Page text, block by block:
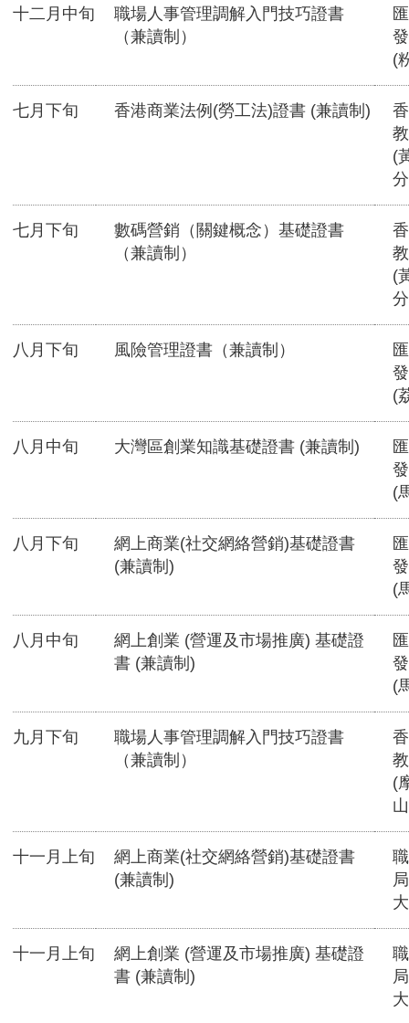
十二月中旬
職場人事管理調解入門技巧證書
（兼讀制）
(
七月下旬 香港商業法例(勞工法)證書 (兼讀制)
(
七月下旬
數碼營銷（關鍵概念）基礎證書
（兼讀制）
(
八月下旬 風險管理證書（兼讀制）
(
八月中旬 大灣區創業知識基礎證書 (兼讀制)
(
八月下旬
網上商業(社交網絡營銷)基礎證書
(兼讀制)
(
八月中旬
網上創業 (營運及市場推廣) 基礎證
書 (兼讀制)
(
九月下旬
職場人事管理調解入門技巧證書
（兼讀制）
(
十一月上旬
網上商業(社交網絡營銷)基礎證書
(兼讀制)
十一月上旬
網上創業 (營運及市場推廣) 基礎證
書 (兼讀制)